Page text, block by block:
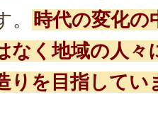
時代の変化
なく地域の人々
りを目指してい